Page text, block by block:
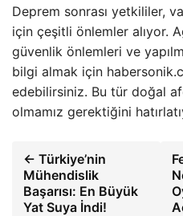
Deprem sonrası yetkililer,
için çeşitli önlemler alıyor.
güvenlik önlemleri ve
bilgi almak için
edebilirsiniz. Bu tür doğal
olmamız gerektiğini
← Türkiye’nin
Mühendislik
Başarısı: En Büyük
Yat Suya İndi!